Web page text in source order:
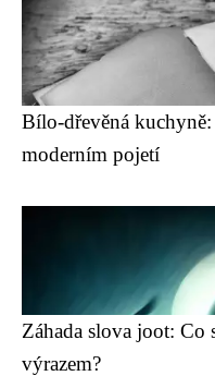
Bílo-dřevěná
moderním pojetí
Záhada slova joot: Co
výrazem?